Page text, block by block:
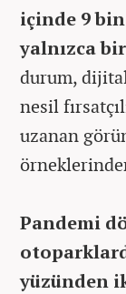
içinde 9
yalnızca
durum,
nesil
uzanan
Pandemi
yüzünden